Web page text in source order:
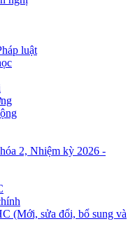
luật
2, Nhiệm kỳ 2026 -
(Mới, sửa đổi, bổ sung và